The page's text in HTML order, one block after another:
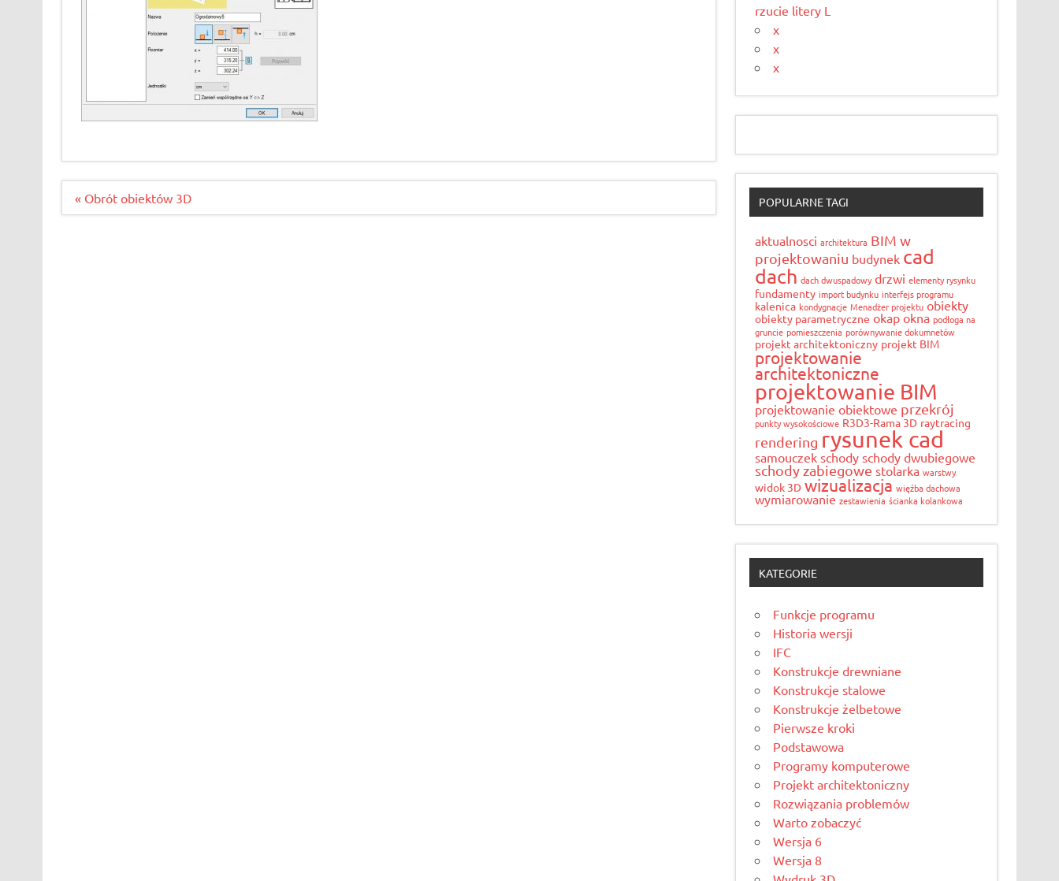
Nawigacja
« Obrót obiektów 3D
rzucie litery L
x
x
x
POPULARNE TAGI
aktualnosci architektura BIM w
projektowaniu budynek cad
dach dach dwuspadowy drzwi elementy rysynku
fundamenty import budynku interfejs programu
kalenica kondygnacje Menadżer projektu obiekty
obiekty parametryczne okap okna podłoga na
gruncie pomieszczenia porównywanie dokumnetów
projekt architektoniczny projekt BIM
projektowanie
architektoniczne
projektowanie BIM
projektowanie obiektowe przekrój
punkty wysokościowe R3D3-Rama 3D raytracing
rendering rysunek cad
samouczek schody schody dwubiegowe
schody zabiegowe stolarka warstwy
widok 3D wizualizacja więźba dachowa
wymiarowanie zestawienia ścianka kolankowa
KATEGORIE
Funkcje programu
Historia wersji
IFC
Konstrukcje drewniane
Konstrukcje stalowe
Konstrukcje żelbetowe
Pierwsze kroki
Podstawowa
Programy komputerowe
Projekt architektoniczny
Rozwiązania problemów
Warto zobaczyć
Wersja 6
Wersja 8